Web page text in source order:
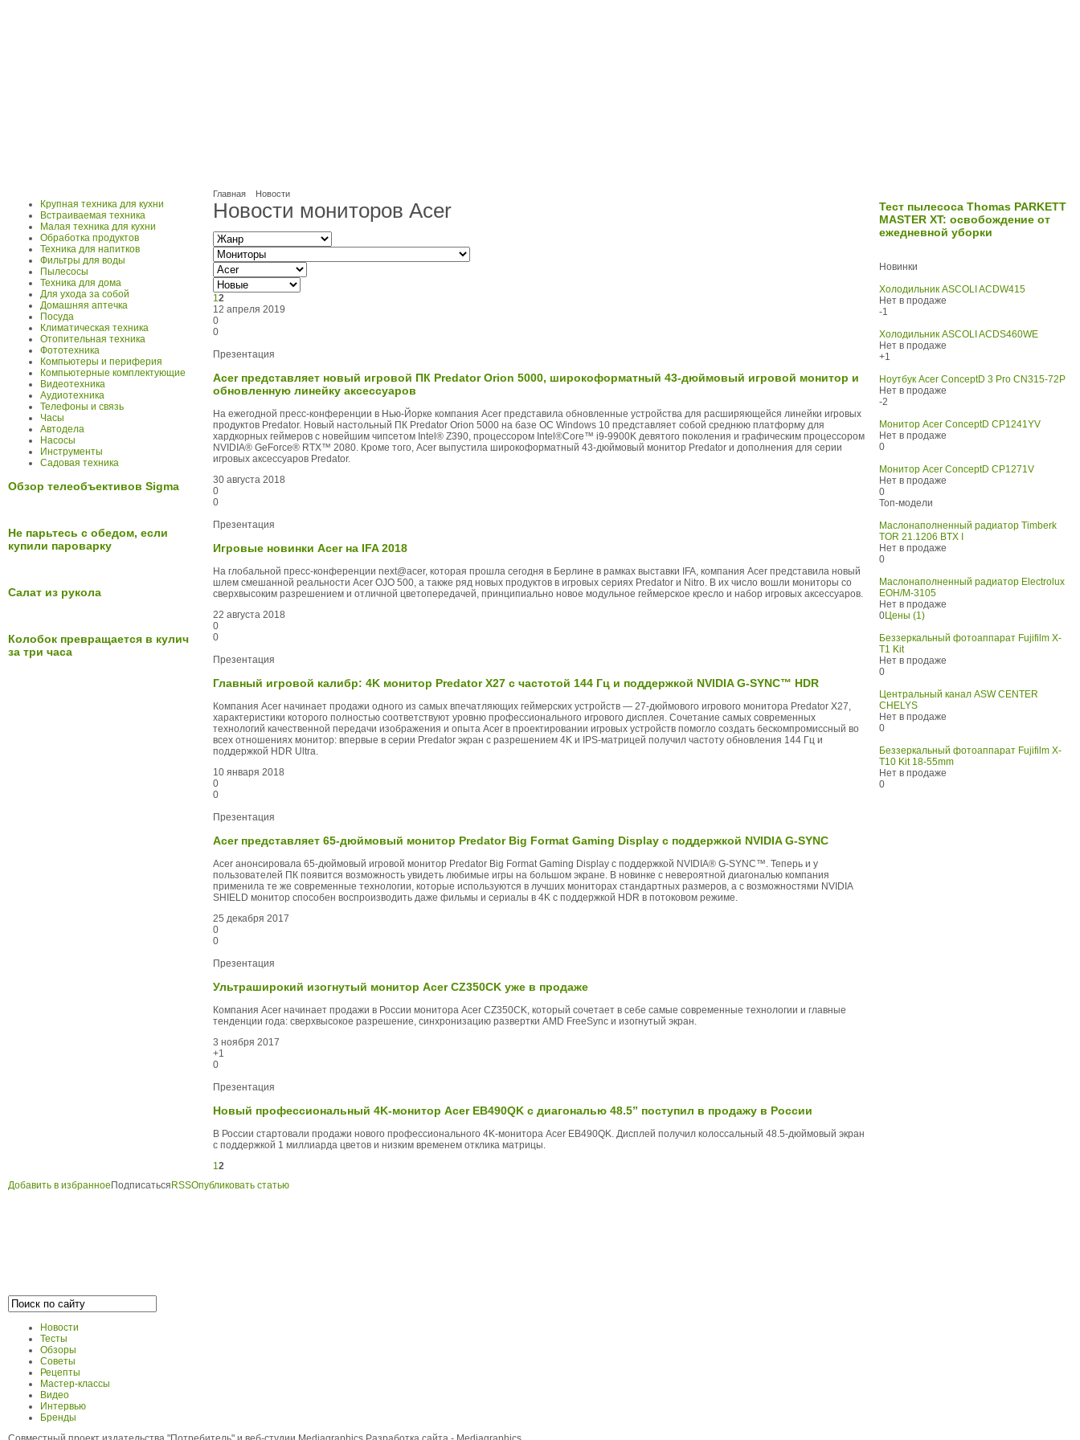
Главная Новости
Новости мониторов Acer
12
12 апреля 2019
0
0
Презентация
Acer представляет новый игровой ПК Predator Orion 5000, широкоформатный 43-дюймовый игровой монитор и
обновленную линейку аксессуаров
На ежегодной пресс-конференции в Нью-Йорке компания Acer представила обновленные устройства для расширяющейся линейки игровых
продуктов Predator. Новый настольный ПК Predator Orion 5000 на базе ОС Windows 10 представляет собой среднюю платформу для
хардкорных геймеров с новейшим чипсетом Intel® Z390, процессором Intel®Core™ i9-9900K девятого поколения и графическим процессором
NVIDIA® GeForce® RTX™ 2080. Кроме того, Acer выпустила широкоформатный 43-дюймовый монитор Predator и дополнения для серии
игровых аксессуаров Predator.
30 августа 2018
0
0
Презентация
Игровые новинки Acer на IFA 2018
На глобальной пресс-конференции next@acer, которая прошла сегодня в Берлине в рамках выставки IFA, компания Acer представила новый
шлем смешанной реальности Acer OJO 500, а также ряд новых продуктов в игровых сериях Predator и Nitro. В их число вошли мониторы со
сверхвысоким разрешением и отличной цветопередачей, принципиально новое модульное геймерское кресло и набор игровых аксессуаров.
22 августа 2018
0
0
Презентация
Главный игровой калибр: 4K монитор Predator X27 с частотой 144 Гц и поддержкой NVIDIA G-SYNC™ HDR
Компания Acer начинает продажи одного из самых впечатляющих геймерских устройств — 27-дюймового игрового монитора Predator X27,
характеристики которого полностью соответствуют уровню профессионального игрового дисплея. Сочетание самых современных
технологий качественной передачи изображения и опыта Acer в проектировании игровых устройств помогло создать бескомпромиссный во
всех отношениях монитор: впервые в серии Predator экран с разрешением 4K и IPS-матрицей получил частоту обновления 144 Гц и
поддержкой HDR Ultra.
10 января 2018
0
0
Презентация
Acer представляет 65-дюймовый монитор Predator Big Format Gaming Display с поддержкой NVIDIA G-SYNC
Acer анонсировала 65-дюймовый игровой монитор Predator Big Format Gaming Display с поддержкой NVIDIA® G-SYNC™. Теперь и у
пользователей ПК появится возможность увидеть любимые игры на большом экране. В новинке с невероятной диагональю компания
применила те же современные технологии, которые используются в лучших мониторах стандартных размеров, а с возможностями NVIDIA
SHIELD монитор способен воспроизводить даже фильмы и сериалы в 4K с поддержкой HDR в потоковом режиме.
25 декабря 2017
0
0
Презентация
Ультраширокий изогнутый монитор Acer CZ350CK уже в продаже
Компания Acer начинает продажи в России монитора Acer CZ350CK, который сочетает в себе самые современные технологии и главные
тенденции года: сверхвысокое разрешение, синхронизацию развертки AMD FreeSync и изогнутый экран.
3 ноября 2017
+1
0
Презентация
Новый профессиональный 4K-монитор Acer EB490QK с диагональю 48.5” поступил в продажу в России
В России стартовали продажи нового профессионального 4K-монитора Acer EB490QK. Дисплей получил колоссальный 48.5-дюймовый экран
с поддержкой 1 миллиарда цветов и низким временем отклика матрицы.
12
Крупная техника для кухни
Встраиваемая техника
Малая техника для кухни
Обработка продуктов
Техника для напитков
Фильтры для воды
Пылесосы
Техника для дома
Для ухода за собой
Домашняя аптечка
Посуда
Климатическая техника
Отопительная техника
Фототехника
Компьютеры и периферия
Компьютерные комплектующие
Видеотехника
Аудиотехника
Телефоны и связь
Часы
Автодела
Насосы
Инструменты
Садовая техника
Обзор телеобъективов Sigma
Не парьтесь с обедом, если
купили пароварку
Салат из рукола
Колобок превращается в кулич
за три часа
Тест пылесоса Thomas PARKETT
MASTER XT: освобождение от
ежедневной уборки
Новинки
Холодильник ASCOLI ACDW415
Нет в продаже
-1
Холодильник ASCOLI ACDS460WE
Нет в продаже
+1
Ноутбук Acer ConceptD 3 Pro CN315-72P
Нет в продаже
-2
Монитор Acer ConceptD CP1241YV
Нет в продаже
0
Монитор Acer ConceptD CP1271V
Нет в продаже
0
Топ-модели
Маслонаполненный радиатор Timberk
TOR 21.1206 BTX I
Нет в продаже
0
Маслонаполненный радиатор Electrolux
EOH/M-3105
Нет в продаже
0Цены (1)
Беззеркальный фотоаппарат Fujifilm X-
T1 Kit
Нет в продаже
0
Центральный канал ASW CENTER
CHELYS
Нет в продаже
0
Беззеркальный фотоаппарат Fujifilm X-
T10 Kit 18-55mm
Нет в продаже
0
Добавить в избранное Подписаться RSSОпубликовать статью
Новости
Тесты
Обзоры
Советы
Рецепты
Мастер-классы
Видео
Интервью
Бренды